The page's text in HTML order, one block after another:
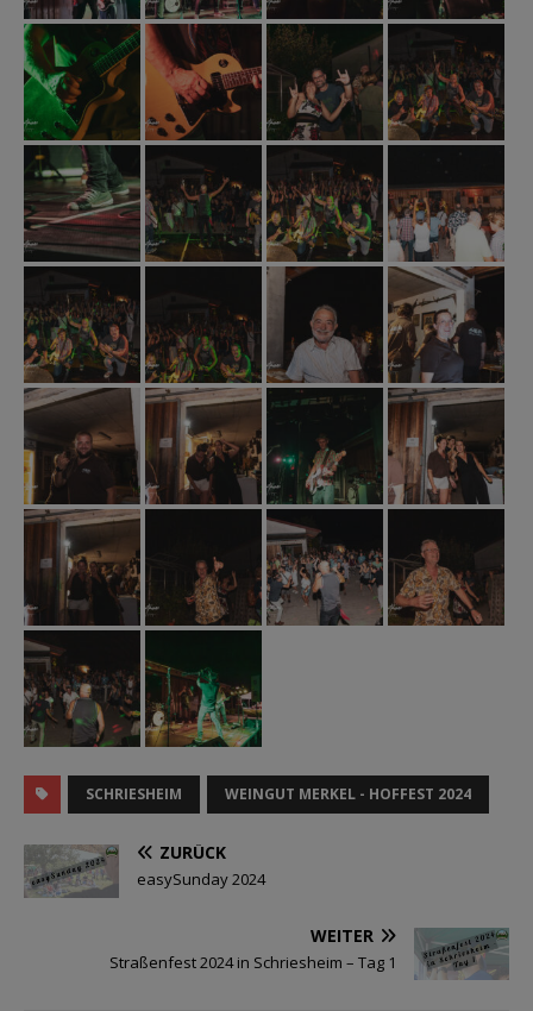
SCHRIESHEIM WEINGUT MERKEL - HOFFEST 2024
ZURÜCK
easySunday 2024
WEITER
Straßenfest 2024 in Schriesheim – Tag 1